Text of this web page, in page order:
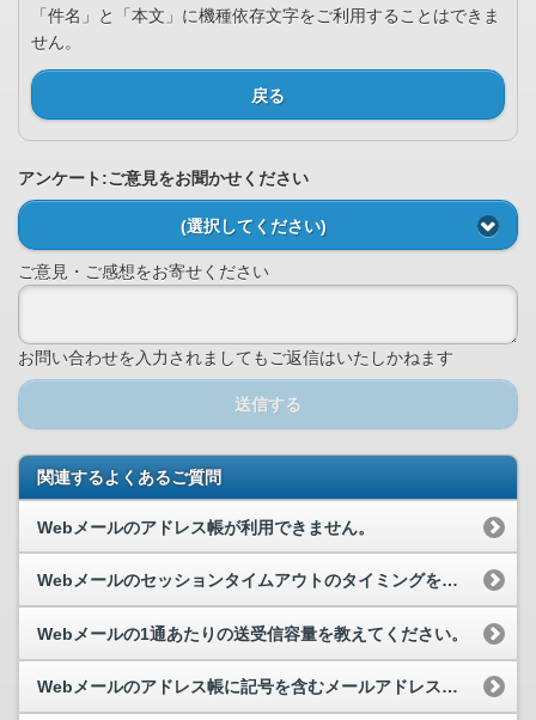
「件名」と「本文」に機種依存文字をご利用することはできま
せん。
戻る
アンケート:ご意見をお聞かせください
(選択してください)
ご意見・ご感想をお寄せください
お問い合わせを入力されましてもご返信はいたしかねます
送信する
関連するよくあるご質問
Webメールのアドレス帳が利用できません。
Webメールのセッションタイムアウトのタイミングを教えてください。
Webメールの1通あたりの送受信容量を教えてください。
Webメールのアドレス帳に記号を含むメールアドレスの登録はできますか。